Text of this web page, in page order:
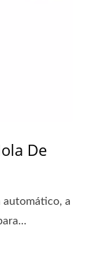
De
automático, a